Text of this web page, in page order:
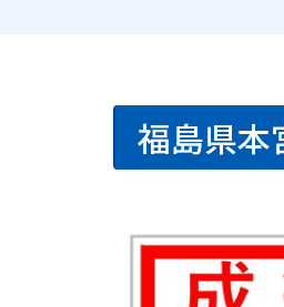
福島県本